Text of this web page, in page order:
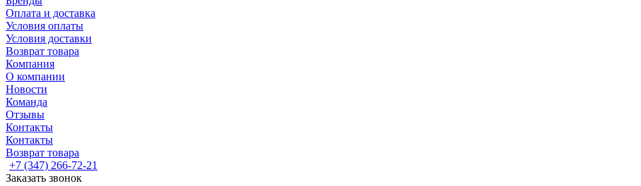
Оплата и доставка
Условия оплаты
Условия доставки
Возврат товара
Компания
О компании
Новости
Команда
Отзывы
Контакты
Контакты
Возврат товара
+7 (347) 266-72-21
Заказать звонок